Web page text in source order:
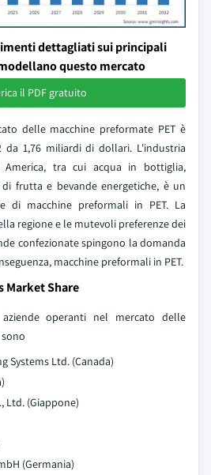
dettagliati sui principali
questo mercato
il PDF gratuito
delle macchine preformate PET è
da 1,76 miliardi di dollari. L'industria
tra cui acqua in bottiglia,
di frutta e bevande energetiche, è un
di macchine preformali in PET. La
regione e le mutevoli preferenze dei
confezionate spingono la domanda
macchine preformali in PET.
Market Share
operanti nel mercato delle
Systems Ltd. (Canada)
Ltd. (Giappone)
(Germania)